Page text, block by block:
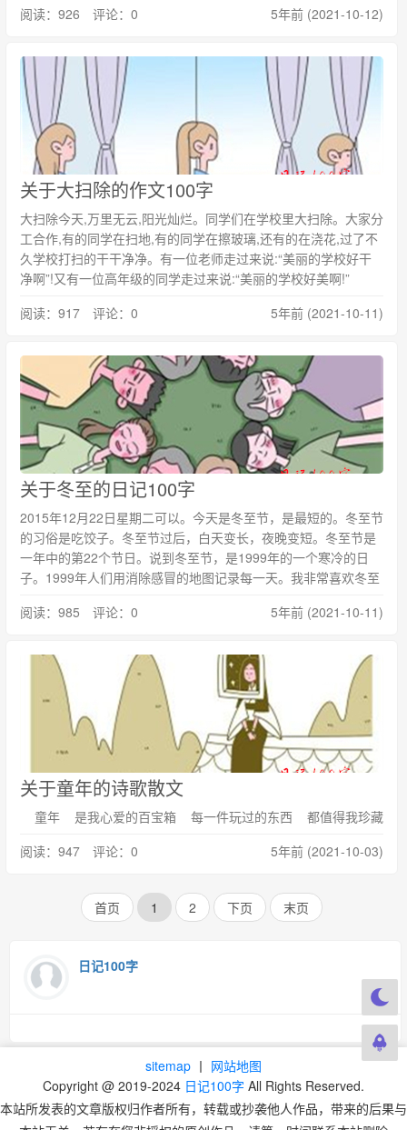
阅读：926 评论：0
5年前 (2021-10-12)
关于大扫除的作文100字
大扫除今天,万里无云,阳光灿烂。同学们在学校里大扫除。大家分
工合作,有的同学在扫地,有的同学在擦玻璃,还有的在浇花,过了不
久学校打扫的干干净净。有一位老师走过来说:“美丽的学校好干
净啊”!又有一位高年级的同学走过来说:“美丽的学校好美啊!”
阅读：917 评论：0
5年前 (2021-10-11)
关于冬至的日记100字
2015年12月22日星期二可以。今天是冬至节，是最短的。冬至节
的习俗是吃饺子。冬至节过后，白天变长，夜晚变短。冬至节是
一年中的第22个节日。说到冬至节，是1999年的一个寒冷的日
子。1999年人们用消除感冒的地图记录每一天。我非常喜欢冬至
阅读：985 评论：0
5年前 (2021-10-11)
关于童年的诗歌散文
童年 是我心爱的百宝箱 每一件玩过的东西 都值得我珍藏
阅读：947 评论：0
5年前 (2021-10-03)
首页 1 2 下页 末页
日记100字
sitemap 丨 网站地图
Copyright @ 2019-2024 日记100字 All Rights Reserved.
本站所发表的文章版权归作者所有，转载或抄袭他人作品，带来的后果与